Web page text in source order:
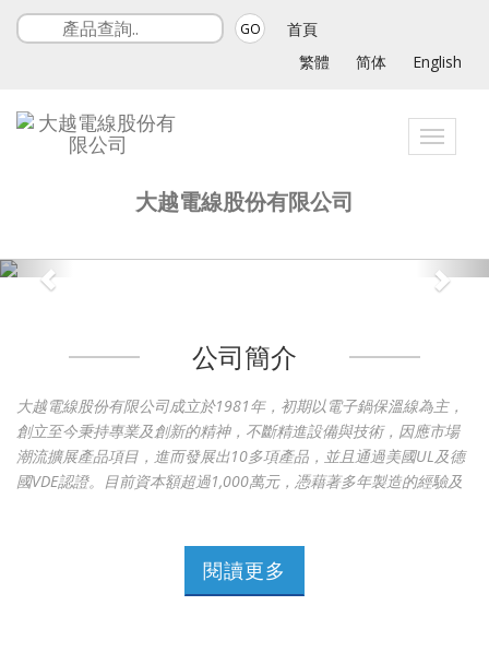
GO
首頁
繁體
简体 English
Toggle
大越電線股份有限公司
公司簡介
大越電線股份有限公司成立於1981年，初期以電子鍋保溫線為主，
創立至今秉持專業及創新的精神，不斷精進設備與技術，因應市場
潮流擴展產品項目，進而發展出10多項產品，並且通過美國UL及德
國VDE認證。目前資本額超過1,000萬元，憑藉著多年製造的經驗及
電纜線3. 矽膠耐熱線 (耐熱範圍: 150°C, 200°C, 350°C, 800°C)4. 矽
膠發熱/電熱線5. 矽膠高壓電線/電纜6. 矽膠套管/異形條7. 矽膠玻纖
閱讀更多